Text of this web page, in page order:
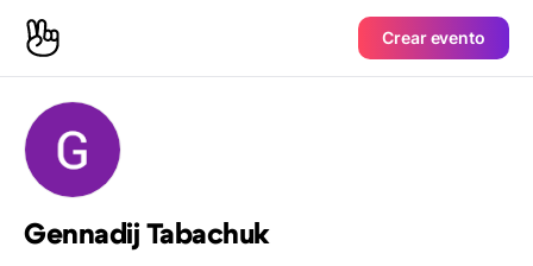
Crear evento
Gennadij Tabachuk